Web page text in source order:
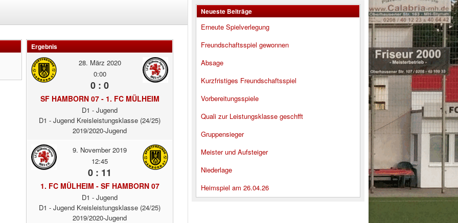
Ergebnis
28. März 2020
0:00
0 : 0
SF HAMBORN 07 - 1. FC MÜLHEIM
D1 - Jugend
D1 - Jugend Kreisleistungsklasse (24/25)
2019/2020-Jugend
9. November 2019
12:45
0 : 11
1. FC MÜLHEIM - SF HAMBORN 07
D1 - Jugend
D1 - Jugend Kreisleistungsklasse (24/25)
2019/2020-Jugend
Neueste Beiträge
Erneute Spielverlegung
Freundschaftsspiel gewonnen
Absage
Kurzfristiges Freundschaftsspiel
Vorbereitungsspiele
Quali zur Leistungsklasse geschfft
Gruppensieger
Meister und Aufsteiger
Niederlage
Heimspiel am 26.04.26